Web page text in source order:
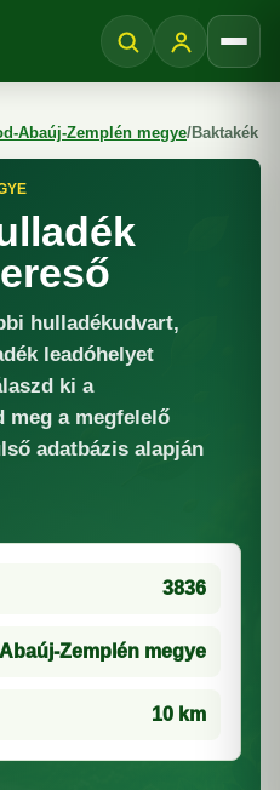
Abaúj-Zemplén megye/Baktakék
hulladékudvart,
leadóhelyet
ki a
meg a megfelelő
adatbázis alapján
3836
Zemplén megye
10 km